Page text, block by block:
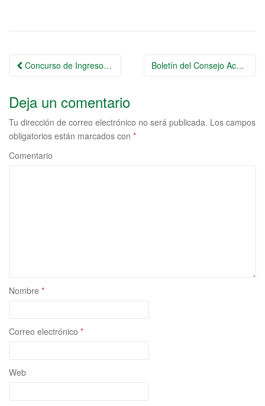
k
Ir
la
entrada
Concurso de Ingreso a la Carrera Diplomática y Consular 2023 Boletín del Consejo Académico
Deja un comentario
Tu dirección de correo electrónico no será publicada. Los campos
obligatorios están marcados con *
Comentario
Nombre *
Correo electrónico *
Web